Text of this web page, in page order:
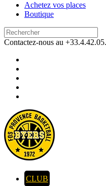
Achetez vos places
Boutique
Contactez-nous au
CLUB